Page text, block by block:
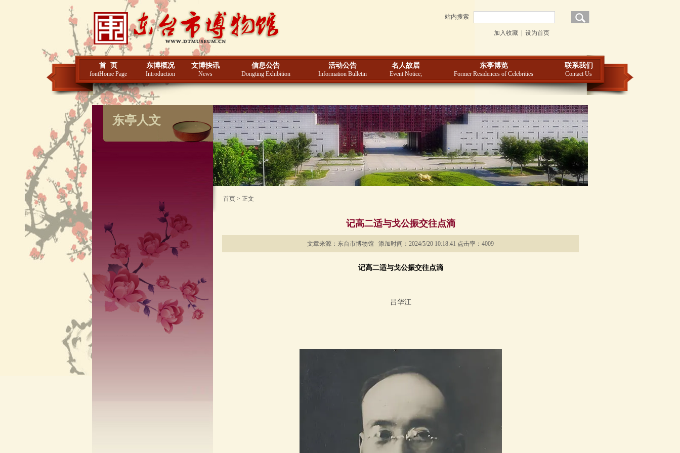
站内搜索
加入收藏| 设为首页
首 页 东博概况 文博快讯 信息公告 活动公告 名人故居 东亭博览 联系我们
fontHome Page Introduction News Dongting Exhibition Information Bulletin Event Notice; Former Residences of Celebrities Contact Us
东亭人文
首页 > 正文
记高二适与戈公振交往点滴
文章来源：东台市博物馆 添加时间：2024/5/20 10:18:41 点击率：4009
记高二适与戈公振交往点滴
吕华江